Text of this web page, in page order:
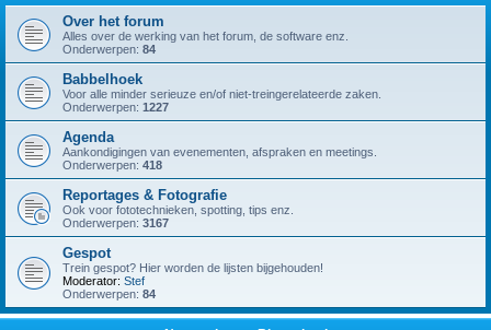
k
Over het forum
Alles over de werking van het forum, de software enz.
Onderwerpen: 84
Babbelhoek
Voor alle minder serieuze en/of niet-treingerelateerde zaken.
Onderwerpen: 1227
Agenda
Aankondigingen van evenementen, afspraken en meetings.
Onderwerpen: 418
Reportages & Fotografie
Ook voor fototechnieken, spotting, tips enz.
Onderwerpen: 3167
Gespot
Trein gespot? Hier worden de lijsten bijgehouden!
Moderator: Stef
Onderwerpen: 84